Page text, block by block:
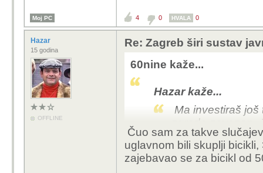
Moj PC 4 0 HVALA 0
Hazar
15 godina
OFFLINE
Re: Zagreb širi sustav
60nine kaže...
Hazar kaže...
Ma investiraš još
zgrade
imaš sreće, nama su
Čuo sam za takve
uglavnom bili skuplji
zajebavao se za bicikl od